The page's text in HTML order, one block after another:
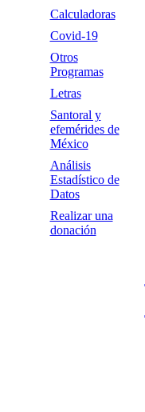
Calculadoras
Covid-19
Otros
Programas
Letras
Santoral y
efemérides de
México
Análisis
Estadístico de
Datos
Realizar una
donación